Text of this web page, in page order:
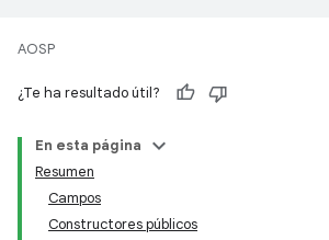
AOSP
¿Te ha resultado útil?
En esta página
Resumen
Campos
Constructores públicos